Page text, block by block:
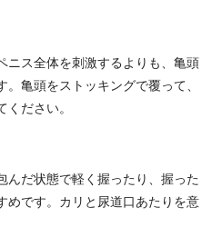
ニス全体を刺激するよりも、亀頭
亀頭をストッキングで覆って、
ださい。
んだ状態で軽く握ったり、握った
めです。カリと尿道口あたりを意